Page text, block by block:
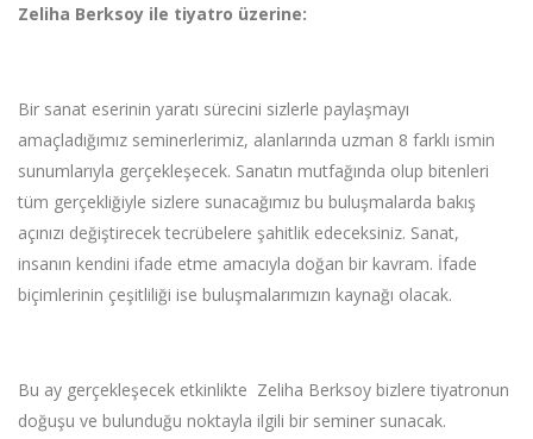
Zeliha Berksoy ile tiyatro üzerine:
Bir sanat eserinin yaratı sürecini sizlerle paylaşmayı
amaçladığımız seminerlerimiz, alanlarında uzman 8 farklı ismin
sunumlarıyla gerçekleşecek. Sanatın mutfağında olup bitenleri
tüm gerçekliğiyle sizlere sunacağımız bu buluşmalarda bakış
açınızı değiştirecek tecrübelere şahitlik edeceksiniz. Sanat,
insanın kendini ifade etme amacıyla doğan bir kavram. İfade
biçimlerinin çeşitliliği ise buluşmalarımızın kaynağı olacak.
Bu ay gerçekleşecek etkinlikte Zeliha Berksoy bizlere tiyatronun
doğuşu ve bulunduğu noktayla ilgili bir seminer sunacak.